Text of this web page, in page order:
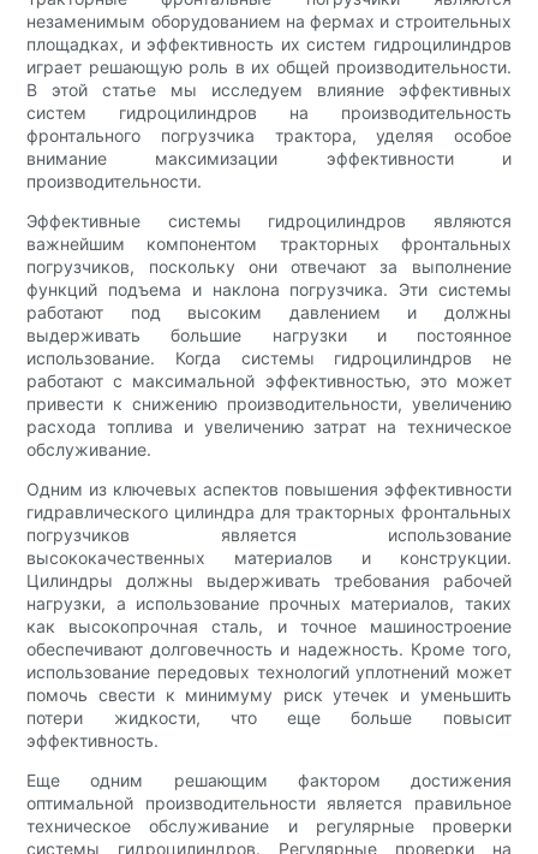
незаменимым оборудованием на фермах и строительных
площадках, и эффективность их систем гидроцилиндров
играет решающую роль в их общей производительности.
В этой статье мы исследуем влияние эффективных
систем гидроцилиндров на производительность
фронтального погрузчика трактора, уделяя особое
внимание максимизации эффективности и
производительности.
Эффективные системы гидроцилиндров являются
важнейшим компонентом тракторных фронтальных
погрузчиков, поскольку они отвечают за выполнение
функций подъема и наклона погрузчика. Эти системы
работают под высоким давлением и должны
выдерживать большие нагрузки и постоянное
использование. Когда системы гидроцилиндров не
работают с максимальной эффективностью, это может
привести к снижению производительности, увеличению
расхода топлива и увеличению затрат на техническое
обслуживание.
Одним из ключевых аспектов повышения эффективности
гидравлического цилиндра для тракторных фронтальных
погрузчиков является использование
высококачественных материалов и конструкции.
Цилиндры должны выдерживать требования рабочей
нагрузки, а использование прочных материалов, таких
как высокопрочная сталь, и точное машиностроение
обеспечивают долговечность и надежность. Кроме того,
использование передовых технологий уплотнений может
помочь свести к минимуму риск утечек и уменьшить
потери жидкости, что еще больше повысит
эффективность.
Еще одним решающим фактором достижения
оптимальной производительности является правильное
техническое обслуживание и регулярные проверки
системы гидроцилиндров. Регулярные проверки на